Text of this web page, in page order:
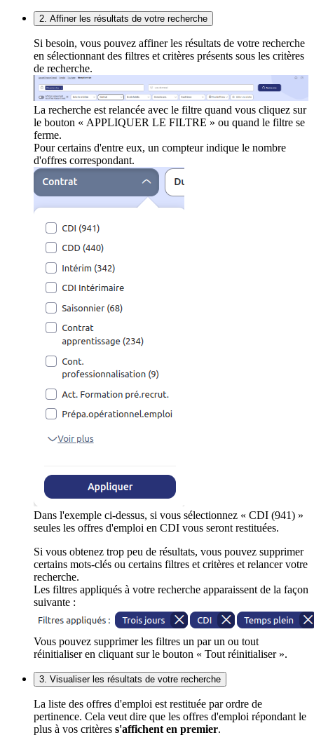
2. Affiner les résultats de votre recherche
Si besoin, vous pouvez affiner les résultats de votre recherche
en sélectionnant des filtres et critères présents sous les critères
de recherche.
La recherche est relancée avec le filtre quand vous cliquez sur
le bouton « APPLIQUER LE FILTRE » ou quand le filtre se
ferme.
Pour certains d'entre eux, un compteur indique le nombre
d'offres correspondant.
Dans l'exemple ci-dessus, si vous sélectionnez « CDI (941) »
seules les offres d'emploi en CDI vous seront restituées.
Si vous obtenez trop peu de résultats, vous pouvez supprimer
certains mots-clés ou certains filtres et critères et relancer votre
recherche.
Les filtres appliqués à votre recherche apparaissent de la façon
suivante :
Vous pouvez supprimer les filtres un par un ou tout
réinitialiser en cliquant sur le bouton « Tout réinitialiser ».
3. Visualiser les résultats de votre recherche
La liste des offres d'emploi est restituée par ordre de
pertinence. Cela veut dire que les offres d'emploi répondant le
plus à vos critères s'affichent en premier.